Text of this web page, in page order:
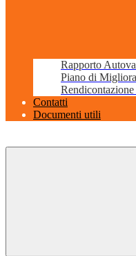
Rapporto
Piano di
Rendicontazione
Contatti
Documenti utili